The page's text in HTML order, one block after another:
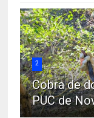
2
Cobra de
PUC de